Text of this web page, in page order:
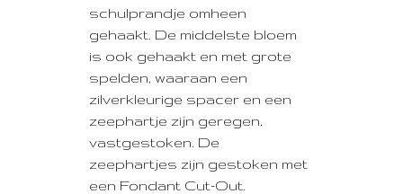
schulprandje omheen
gehaakt. De middelste bloem
is ook gehaakt en met grote
spelden, waaraan een
zilverkleurige spacer en een
zeephartje zijn geregen,
vastgestoken. De
zeephartjes zijn gestoken met
een Fondant Cut-Out.